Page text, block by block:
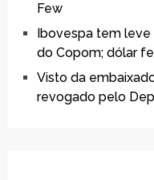
Few
Ibovespa tem
do Copom; dólar
Visto da
revogado pelo